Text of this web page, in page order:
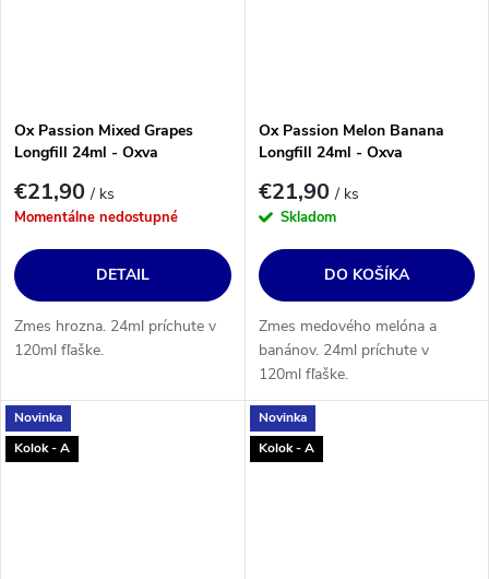
Ox Passion Mixed Grapes
Longfill 24ml - Oxva
€21,90/ ks
Momentálne nedostupné
DETAIL
Zmes hrozna. 24ml príchute v
120ml fľaške.
Ox Passion Melon Banana
Longfill 24ml - Oxva
€21,90/ ks
Skladom
DO KOŠÍKA
Zmes medového melóna a
banánov. 24ml príchute v
120ml fľaške.
Novinka
Kolok - A
Novinka
Kolok - A